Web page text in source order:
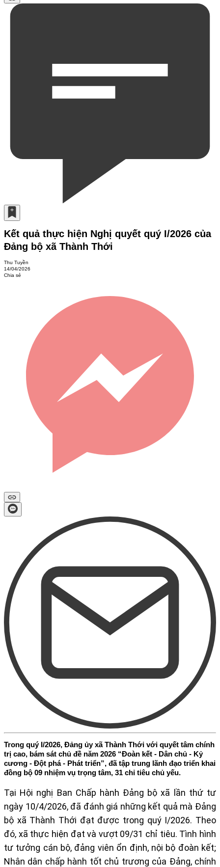
Kết quả thực hiện Nghị quyết quý I/2026 của
Đảng bộ xã Thành Thới
Thu Tuyền
14/04/2026
Chia sẻ
Trong quý I/2026, Đảng ủy xã Thành Thới với quyết tâm chính
trị cao, bám sát chủ đề năm 2026 “Đoàn kết - Dân chủ - Kỷ
cương - Đột phá - Phát triển”, đã tập trung lãnh đạo triển khai
đồng bộ 09 nhiệm vụ trọng tâm, 31 chỉ tiêu chủ yếu.
Tại Hội nghị Ban Chấp hành Đảng bộ xã lần thứ tư
ngày 10/4/2026, đã đánh giá những kết quả mà Đảng
bộ xã Thành Thới đạt được trong quý I/2026. Theo
đó, xã thực hiện đạt và vượt 09/31 chỉ tiêu. Tình hình
tư tưởng cán bộ, đảng viên ổn định, nội bộ đoàn kết;
Nhân dân chấp hành tốt chủ trương của Đảng, chính